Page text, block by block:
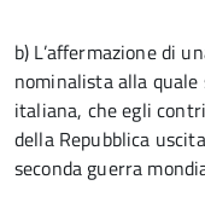
b) L’affermazione di
nominalista alla
italiana, che egli
della Repubblica
seconda guerra